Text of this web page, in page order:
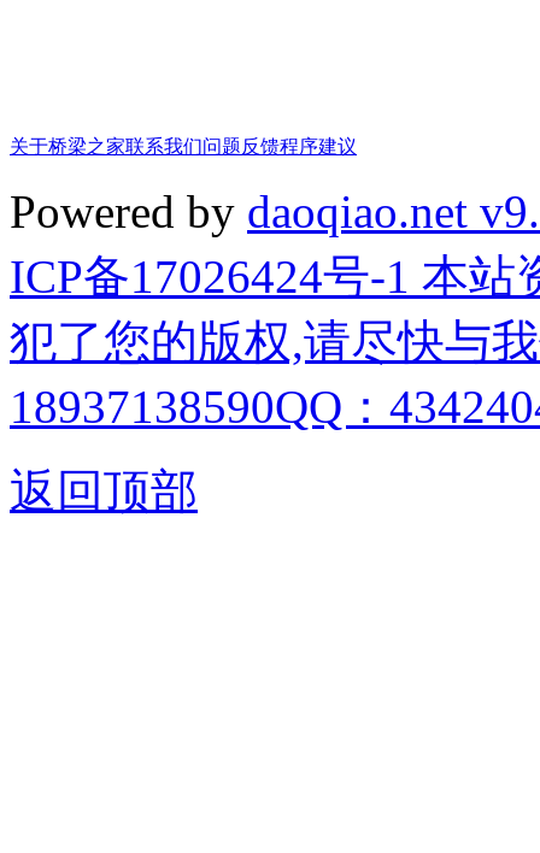
关于桥梁之家联系我们问题反馈程序建议
Powered by daoqiao.net
ICP备17026424号-1 本
犯了您的版权,请尽快与
18937138590QQ：
返回顶部